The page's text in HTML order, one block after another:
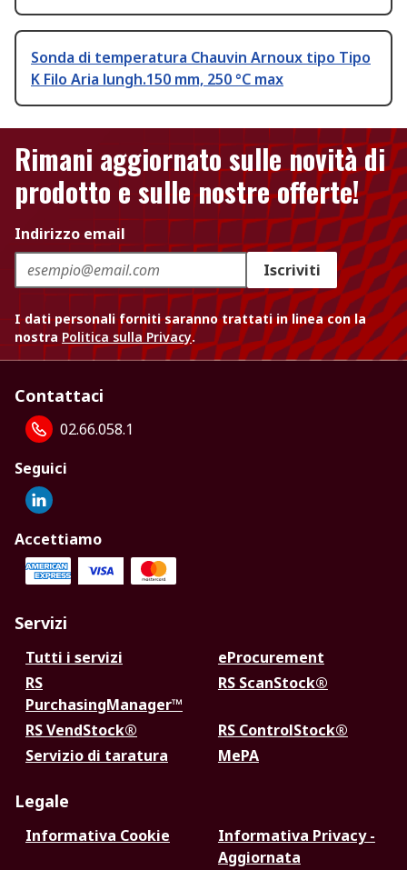
Sonda di temperatura Chauvin Arnoux tipo Tipo
K Filo Aria lungh.150 mm, 250 °C max
Rimani aggiornato sulle novità di
prodotto e sulle nostre offerte!
Indirizzo email
Iscriviti
I dati personali forniti saranno trattati in linea con la
nostra Politica sulla Privacy.
Contattaci
02.66.058.1
Seguici
Accettiamo
Servizi
Tutti i servizi
eProcurement
RS
PurchasingManager™
RS ScanStock®
RS VendStock®
RS ControlStock®
Servizio di taratura
MePA
Legale
Informativa Cookie
Informativa Privacy -
Aggiornata